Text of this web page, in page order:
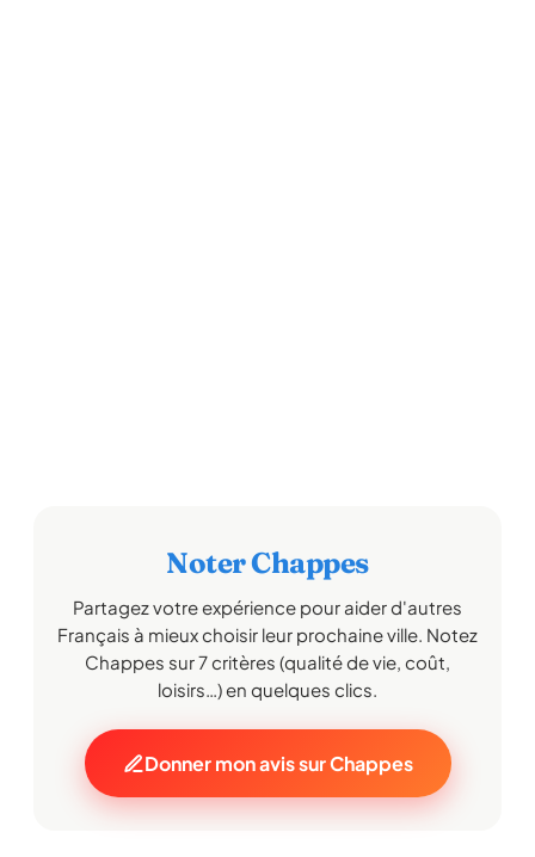
Noter Chappes
Partagez votre expérience pour aider d'autres
Français à mieux choisir leur prochaine ville. Notez
Chappes sur 7 critères (qualité de vie, coût,
loisirs…) en quelques clics.
Donner mon avis sur Chappes